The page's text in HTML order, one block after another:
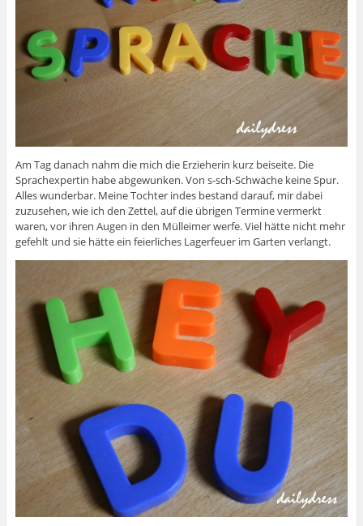
Am Tag danach nahm die mich die Erzieherin kurz beiseite. Die
Sprachexpertin habe abgewunken. Von s-sch-Schwäche keine Spur.
Alles wunderbar. Meine Tochter indes bestand darauf, mir dabei
zuzusehen, wie ich den Zettel, auf die übrigen Termine vermerkt
waren, vor ihren Augen in den Mülleimer werfe. Viel hätte nicht mehr
gefehlt und sie hätte ein feierliches Lagerfeuer im Garten verlangt.